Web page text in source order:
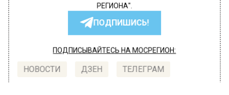
РЕГИОНА".
ПОДПИШИСЬ!
ПОДПИСЫВАЙТЕСЬ НА МОСРЕГИОН:
НОВОСТИ ДЗЕН ТЕЛЕГРАМ